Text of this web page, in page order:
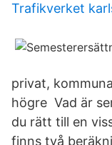
Trafikverket
privat,
högre Vad är
du rätt till en
finns två